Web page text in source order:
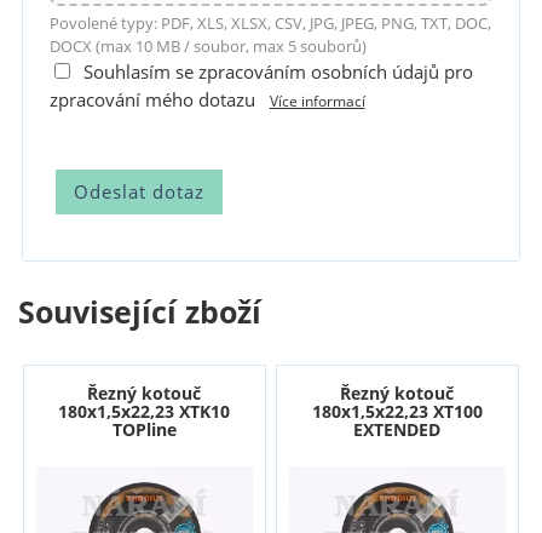
Povolené typy: PDF, XLS, XLSX, CSV, JPG, JPEG, PNG, TXT, DOC,
DOCX (max 10 MB / soubor, max 5 souborů)
Souhlasím se zpracováním osobních údajů pro
zpracování mého dotazu
Více informací
Související zboží
Řezný kotouč
180x1,5x22,23 XTK10
TOPline
Řezný kotouč
180x1,5x22,23 XT100
EXTENDED